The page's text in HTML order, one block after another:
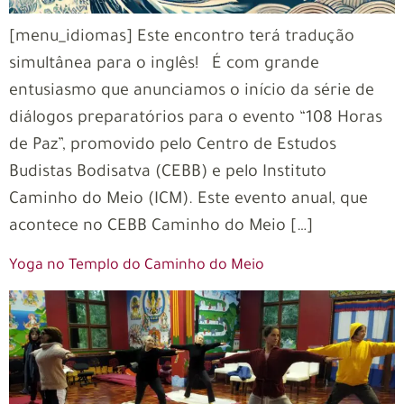
[menu_idiomas] Este encontro terá tradução
simultânea para o inglês! É com grande
entusiasmo que anunciamos o início da série de
diálogos preparatórios para o evento “108 Horas
de Paz”, promovido pelo Centro de Estudos
Budistas Bodisatva (CEBB) e pelo Instituto
Caminho do Meio (ICM). Este evento anual, que
acontece no CEBB Caminho do Meio […]
Yoga no Templo do Caminho do Meio